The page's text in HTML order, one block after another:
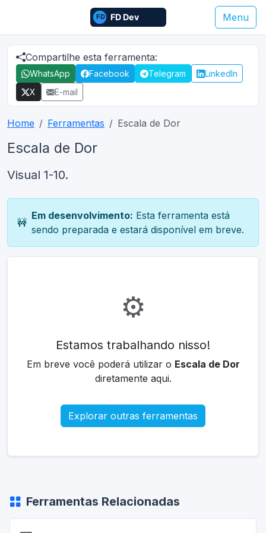
Menu
Compartilhe esta ferramenta:
WhatsApp Facebook Telegram
LinkedIn
X
E-mail
Home Ferramentas Escala de Dor
Escala de Dor
Visual 1-10.
🚧
Em desenvolvimento: Esta ferramenta está
sendo preparada e estará disponível em breve.
⚙️
Estamos trabalhando nisso!
Em breve você poderá utilizar o Escala de Dor
diretamente aqui.
Explorar outras ferramentas
Ferramentas Relacionadas